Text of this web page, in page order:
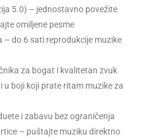
5.0) – jednostavno povežite
omiljene pesme
– do 6 sati reprodukcije muzike
za bogat i kvalitetan zvuk
u boji koji prate ritam muzike za
i zabavu bez ograničenja
– puštajte muziku direktno